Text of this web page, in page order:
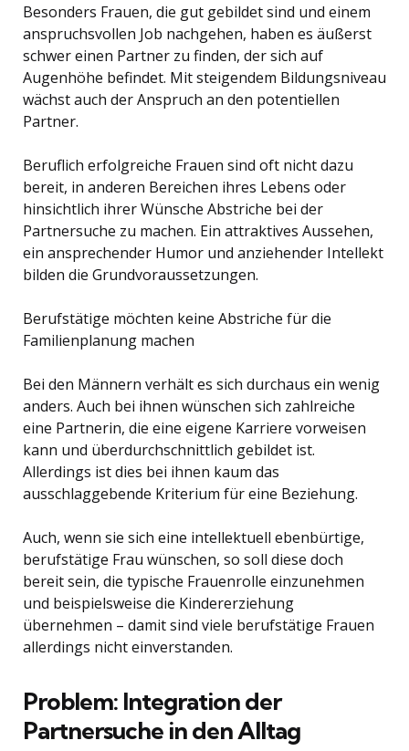
Besonders Frauen, die gut gebildet sind und einem
anspruchsvollen Job nachgehen, haben es äußerst
schwer einen Partner zu finden, der sich auf
Augenhöhe befindet. Mit steigendem Bildungsniveau
wächst auch der Anspruch an den potentiellen
Partner.
Beruflich erfolgreiche Frauen sind oft nicht dazu
bereit, in anderen Bereichen ihres Lebens oder
hinsichtlich ihrer Wünsche Abstriche bei der
Partnersuche zu machen. Ein attraktives Aussehen,
ein ansprechender Humor und anziehender Intellekt
bilden die Grundvoraussetzungen.
Berufstätige möchten keine Abstriche für die
Familienplanung machen
Bei den Männern verhält es sich durchaus ein wenig
anders. Auch bei ihnen wünschen sich zahlreiche
eine Partnerin, die eine eigene Karriere vorweisen
kann und überdurchschnittlich gebildet ist.
Allerdings ist dies bei ihnen kaum das
ausschlaggebende Kriterium für eine Beziehung.
Auch, wenn sie sich eine intellektuell ebenbürtige,
berufstätige Frau wünschen, so soll diese doch
bereit sein, die typische Frauenrolle einzunehmen
und beispielsweise die Kindererziehung
übernehmen – damit sind viele berufstätige Frauen
allerdings nicht einverstanden.
Problem: Integration der
Partnersuche in den Alltag